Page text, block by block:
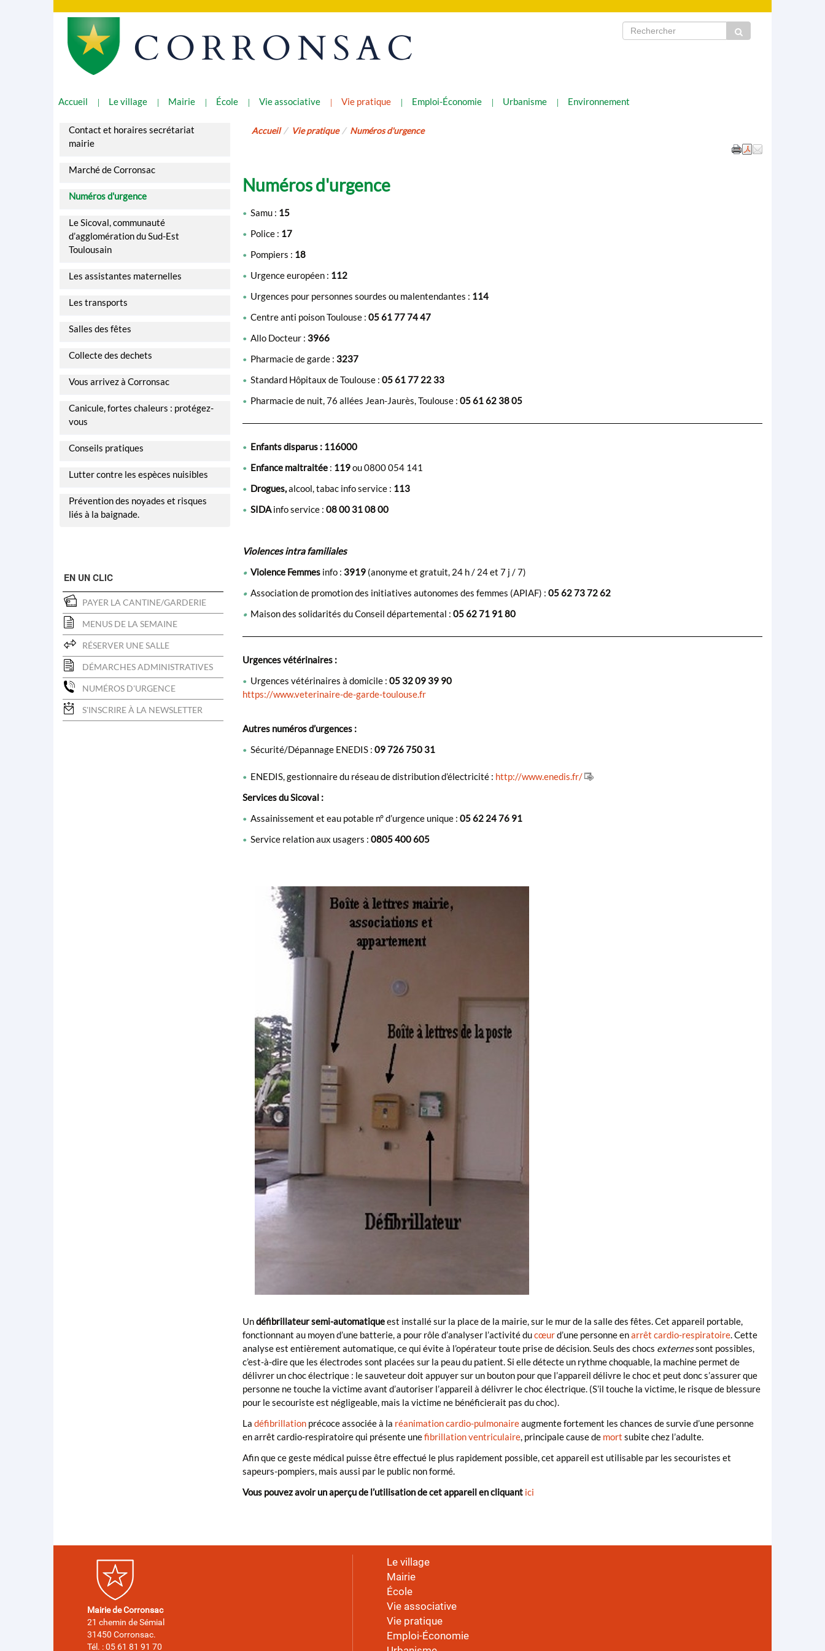
CORRONSAC
Accueil Le village Mairie École Vie associative Vie pratique Emploi-Économie Urbanisme Environnement
Accueil Vie pratique Numéros d'urgence
Numéros d'urgence
• Samu : 15
• Police : 17
• Pompiers : 18
• Urgence européen : 112
• Urgences pour personnes sourdes ou malentendantes : 114
• Centre anti poison Toulouse : 05 61 77 74 47
• Allo Docteur : 3966
• Pharmacie de garde : 3237
• Standard Hôpitaux de Toulouse : 05 61 77 22 33
• Pharmacie de nuit, 76 allées Jean-Jaurès, Toulouse : 05 61 62 38 05
• Enfants disparus : 116000
• Enfance maltraitée: 119ou 0800 054 141
• Drogues,alcool, tabac info service : 113
• SIDAinfo service : 08 00 31 08 00
Violences intra familiales
• Violence Femmesinfo : 3919(anonyme et gratuit, 24 h / 24 et 7 j / 7)
• Association de promotion des initiatives autonomes des femmes (APIAF) : 05 62 73 72 62
• Maison des solidarités du Conseil départemental : 05 62 71 91 80
Urgences vétérinaires :
• Urgences vétérinaires à domicile : 05 32 09 39 90
https://www.veterinaire-de-garde-toulouse.fr
Autres numéros d’urgences :
• Sécurité/Dépannage ENEDIS : 09 726 750 31
• ENEDIS, gestionnaire du réseau de distribution d’électricité : http://www.enedis.fr/
Services du Sicoval :
• Assainissement et eau potable n° d’urgence unique : 05 62 24 76 91
• Service relation aux usagers : 0805 400 605
Undéfibrillateur semi-automatiqueest installé sur la place de la mairie, sur le mur de la salle des fêtes. Cet appareil portable,
fonctionnant au moyen d’une batterie, a pour rôle d’analyser l’activité ducœurd’une personne enarrêt cardio-respiratoire. Cette
analyse est entièrement automatique, ce qui évite à l’opérateur toute prise de décision. Seuls des chocs externessont possibles,
c’est-à-dire que les électrodes sont placées sur la peau du patient. Si elle détecte un rythme choquable, la machine permet de
délivrer un choc électrique : le sauveteur doit appuyer sur un bouton pour que l’appareil délivre le choc et peut donc s’assurer que
personne ne touche la victime avant d’autoriser l’appareil à délivrer le choc électrique. (S’il touche la victime, le risque de blessure
pour le secouriste est négligeable, mais la victime ne bénéficierait pas du choc).
La défibrillationprécoce associée à la réanimation cardio-pulmonaireaugmente fortement les chances de survie d’une personne
en arrêt cardio-respiratoire qui présente unefibrillation ventriculaire, principale cause de mort subite chez l’adulte.
Afin que ce geste médical puisse être effectué le plus rapidement possible, cet appareil est utilisable par les secouristes et
sapeurs-pompiers, mais aussi par le public non formé.
Vous pouvez avoir un aperçu de l’utilisation de cet appareil en cliquant ici
Contact et horaires secrétariat
mairie
Marché de Corronsac
Numéros d'urgence
Le Sicoval, communauté
d’agglomération du Sud-Est
Toulousain
Les assistantes maternelles
Les transports
Salles des fêtes
Collecte des dechets
Vous arrivez à Corronsac
Canicule, fortes chaleurs : protégez-
vous
Conseils pratiques
Lutter contre les espèces nuisibles
Prévention des noyades et risques
liés à la baignade.
EN UN CLIC
PAYER LA CANTINE/GARDERIE
MENUS DE LA SEMAINE
RÉSERVER UNE SALLE
DÉMARCHES ADMINISTRATIVES
NUMÉROS D'URGENCE
S'INSCRIRE À LA NEWSLETTER
Mairie de Corronsac
21 chemin de Sémial
31450 Corronsac.
Tél. : 05 61 81 91 70
Le village
Mairie
École
Vie associative
Vie pratique
Emploi-Économie